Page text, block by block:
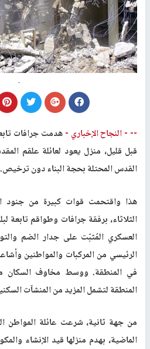
-
-- -النجاح الإخباري -هدمت جرافات
قبل قليل، منزل يعود لعائلة علقم
القدس المحتلة بحجة البناء دون ترخيص.
هذا واقتحمت قوات كبيرة من جنود
الثلاثاء، برفقة جرافات وطواقم تابعة
العسكري المُثبّت على جدار الضم
الرئيسي من المركبات والمواطنين
في المنطقة.ووسط مخاوف السكان
المنطقة لتشمل المزيد من المنشآت
من جهة ثانية، شرعت عائلة المواطن
الماضية، بهدم منزلها قيد الإنشاء